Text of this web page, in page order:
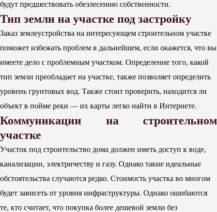
будут предшествовать обезлесению собственности.
Тип земли на участке под застройку
Заказ землеустройства на интересующем строительном участке
поможет избежать проблем в дальнейшем, если окажется, что вы
имеете дело с проблемным участком. Определение того, какой
тип земли преобладает на участке, также позволяет определить
уровень грунтовых вод. Также стоит проверить, находится ли
объект в пойме реки — их карты легко найти в Интернете.
Коммуникации на строительном
участке
Участок под строительство дома должен иметь доступ к воде,
канализации, электричеству и газу. Однако такие идеальные
обстоятельства случаются редко. Стоимость участка во многом
будет зависеть от уровня инфраструктуры. Однако ошибаются
те, кто считает, что покупка более дешевой земли без